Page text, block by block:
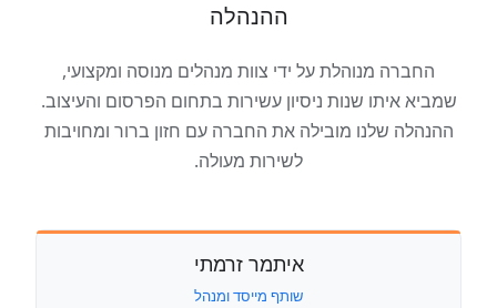
ההנהלה
החברה מנוהלת על ידי צוות מנהלים מנוסה ומקצועי,
שמביא איתו שנות ניסיון עשירות בתחום הפרסום והעיצוב.
ההנהלה שלנו מובילה את החברה עם חזון ברור ומחויבות
לשירות מעולה.
איתמר זרמתי
שותף מייסד ומנהל